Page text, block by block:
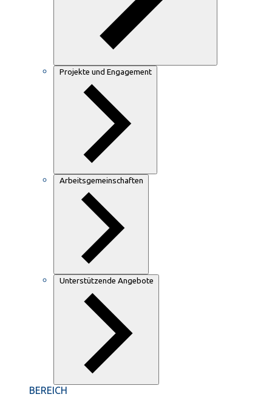
Projekte und Engagement
Arbeitsgemeinschaften
Unterstützende Angebote
BEREICH